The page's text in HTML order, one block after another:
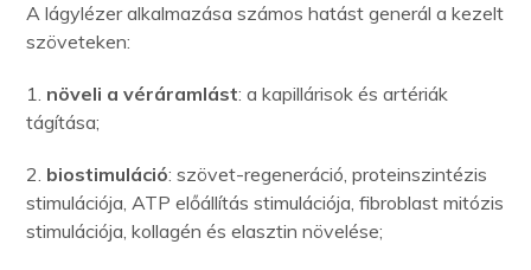
A lágylézer alkalmazása számos hatást generál a kezelt
szöveteken:
1. növeli a véráramlást: a kapillárisok és artériák
tágítása;
2. biostimuláció: szövet-regeneráció, proteinszintézis
stimulációja, ATP előállítás stimulációja, fibroblast mitózis
stimulációja, kollagén és elasztin növelése;